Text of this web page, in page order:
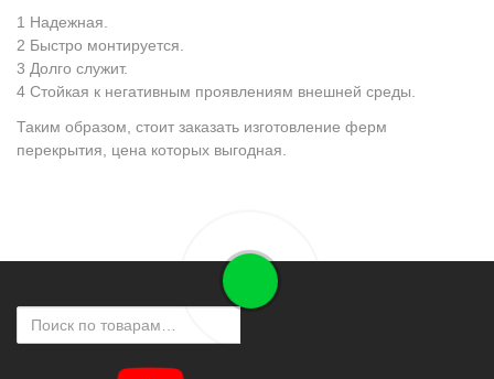
Надежная.
Быстро монтируется.
Долго служит.
Стойкая к негативным проявлениям внешней среды.
Таким образом, стоит заказать изготовление ферм
перекрытия, цена которых выгодная.